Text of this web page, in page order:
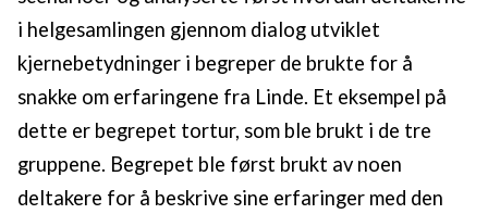
i helgesamlingen gjennom dialog utviklet
kjernebetydninger i begreper de brukte for å
snakke om erfaringene fra Linde. Et eksempel på
dette er begrepet tortur, som ble brukt i de tre
gruppene. Begrepet ble først brukt av noen
deltakere for å beskrive sine erfaringer med den